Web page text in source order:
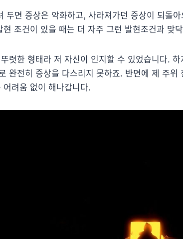
두면 증상은 악화하고, 사라져가던 증상이 되돌
조건이 있을 때는 더 자주 그런 발현조건과 맞
렷한 형태라 저 자신이 인지할 수 있었습니다.
완전히 증상을 다스리지 못하죠. 반면에 제 주
려움 없이 해나갑니다.